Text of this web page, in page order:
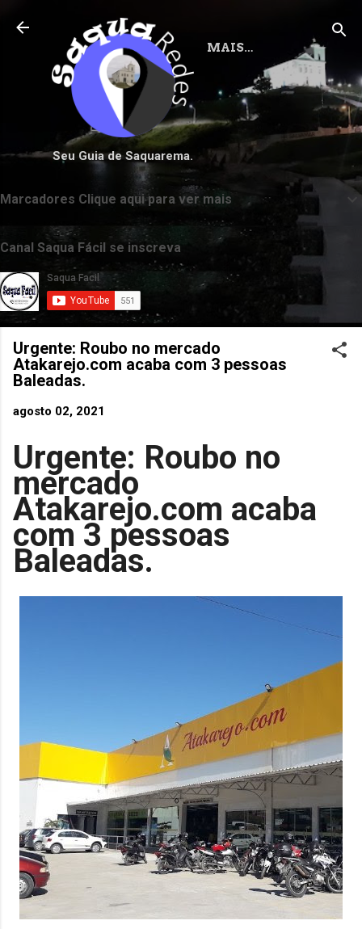
Pular para o conteúdo principal
Seu Guia de Saquarema.
MAIS…
Marcadores Clique aqui para ver mais
Canal Saqua Fácil se inscreva
Urgente: Roubo no mercado
Atakarejo.com acaba com 3 pessoas
Baleadas.
agosto 02, 2021
Urgente: Roubo no
mercado
Atakarejo.com acaba
com 3 pessoas
Baleadas.